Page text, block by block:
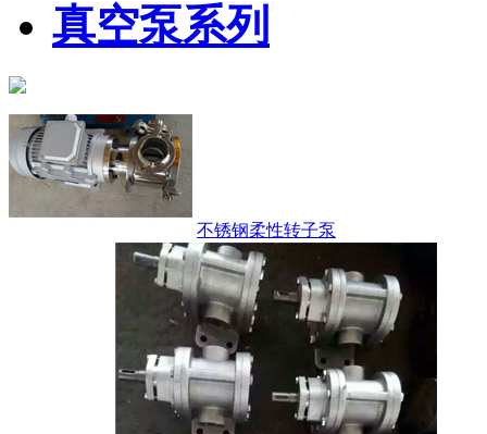
真空泵系列
不锈钢柔性转子泵